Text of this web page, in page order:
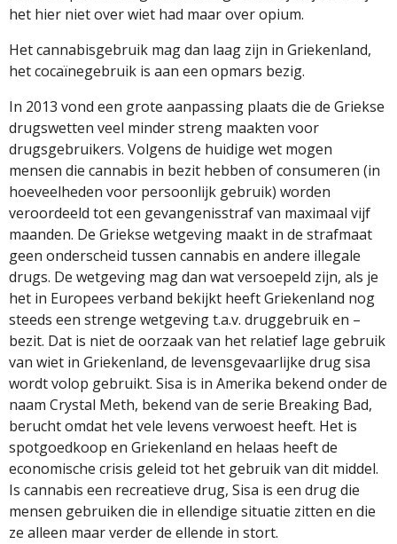
het hier niet over wiet had maar over opium.
Het cannabisgebruik mag dan laag zijn in Griekenland,
het cocaïnegebruik is aan een opmars bezig.
In 2013 vond een grote aanpassing plaats die de Griekse
drugswetten veel minder streng maakten voor
drugsgebruikers. Volgens de huidige wet mogen
mensen die cannabis in bezit hebben of consumeren (in
hoeveelheden voor persoonlijk gebruik) worden
veroordeeld tot een gevangenisstraf van maximaal vijf
maanden. De Griekse wetgeving maakt in de strafmaat
geen onderscheid tussen cannabis en andere illegale
drugs. De wetgeving mag dan wat versoepeld zijn, als je
het in Europees verband bekijkt heeft Griekenland nog
steeds een strenge wetgeving t.a.v. druggebruik en –
bezit. Dat is niet de oorzaak van het relatief lage gebruik
van wiet in Griekenland, de levensgevaarlijke drug sisa
wordt volop gebruikt. Sisa is in Amerika bekend onder de
naam Crystal Meth, bekend van de serie Breaking Bad,
berucht omdat het vele levens verwoest heeft. Het is
spotgoedkoop en Griekenland en helaas heeft de
economische crisis geleid tot het gebruik van dit middel.
Is cannabis een recreatieve drug, Sisa is een drug die
mensen gebruiken die in ellendige situatie zitten en die
ze alleen maar verder de ellende in stort.